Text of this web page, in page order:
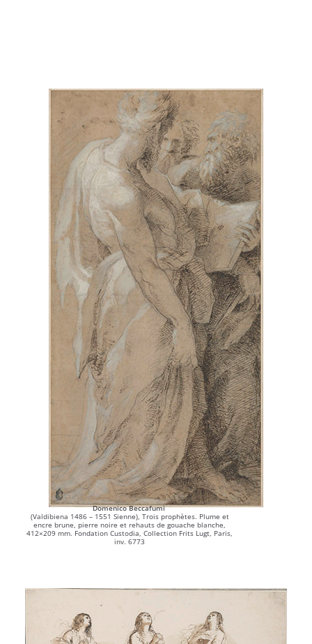
Domenico Beccafumi
(Valdibiena 1486 – 1551 Sienne), Trois prophètes. Plume et
encre brune, pierre noire et rehauts de gouache blanche,
412×209 mm. Fondation Custodia, Collection Frits Lugt, Paris,
inv. 6773